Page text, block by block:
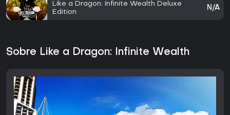
Like a Dragon: Infinite Wealth Deluxe
Edition
N/A
Sobre Like a Dragon: Infinite Wealth